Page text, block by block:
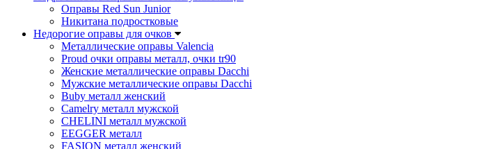
Оправы Red Sun Junior
Никитана подростковые
Недорогие оправы для очков
Металлические оправы Valencia
Proud очки оправы металл, очки tr90
Женские металлические оправы Dacchi
Мужские металлические оправы Dacchi
Buby металл женский
Camelry металл мужской
CHELINI металл мужской
EEGGER металл
FASION металл женский